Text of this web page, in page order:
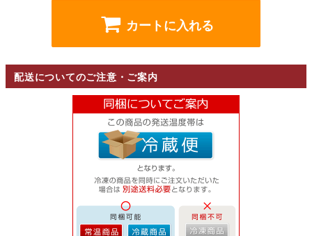
カートに入れる
配送についてのご注意・ご案内